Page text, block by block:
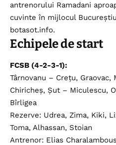
antrenorului Ramadani
cuvinte în mijlocul
botasot.info.
Echipele
FCSB (4-2-3-1):
Târnovanu – Crețu, Graovac,
Chiricheș, Șut – Miculescu,
Bîrligea
Rezerve: Udrea, Zima, Kiki,
Toma, Alhassan, Stoian
Antrenor: Elias Charalambous